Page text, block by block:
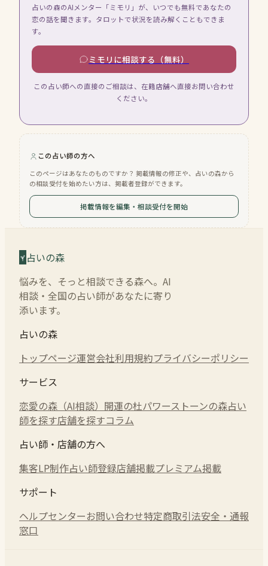
占いの森のAIメンター「ミモリ」が、いつでも無料であなたの
恋の話を聞きます。タロットで状況を読み解くこともできま
す。
ミモリに相談する（無料）
この占い師への直接のご相談は、在籍店舗へ直接お問い合わせ
ください。
この占い師の方へ
このページはあなたのものですか？ 掲載情報の修正や、占いの森から
の相談受付を始めたい方は、掲載者登録ができます。
掲載情報を編集・相談受付を開始
占いの森
悩みを、そっと相談できる森へ。AI
相談・全国の占い師があなたに寄り
添います。
占いの森
トップページ運営会社利用規約プライバシーポリシー
サービス
恋愛の森（AI相談） 開運の杜パワーストーンの森占い
師を探す店舗を探すコラム
占い師・店舗の方へ
集客LP制作占い師登録店舗掲載プレミアム掲載
サポート
ヘルプセンターお問い合わせ特定商取引法安全・通報
窓口